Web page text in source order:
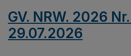
GV. NRW. 2026
29.07.2026